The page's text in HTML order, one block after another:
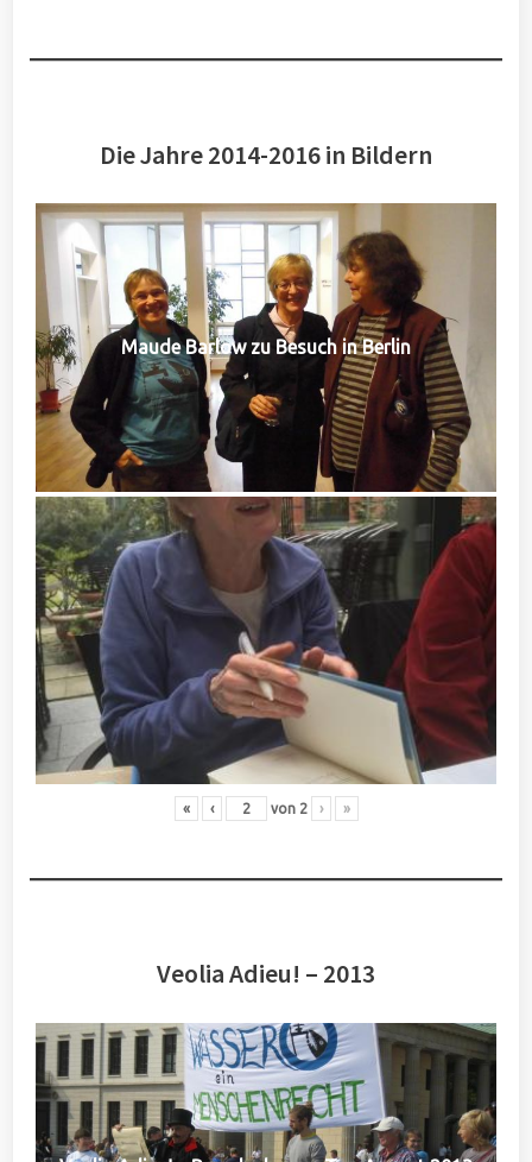
Die Jahre 2014-2016 in Bildern
Maude Barlow zu Besuch in Berlin
« ‹ von 2 › »
Veolia Adieu! – 2013